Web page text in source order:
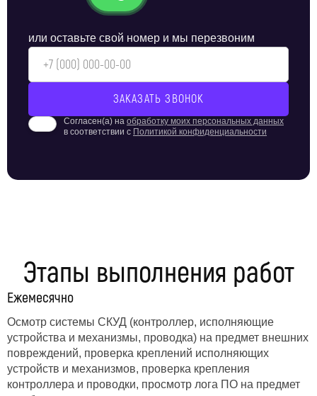
или оставьте свой номер и мы перезвоним
Согласен(а) на обработку моих персональных данных
в соответствии с Политикой конфиденциальности
Этапы выполнения работ
Ежемесячно
Осмотр системы СКУД (контроллер, исполняющие
устройства и механизмы, проводка) на предмет внешних
повреждений, проверка креплений исполняющих
устройств и механизмов, проверка крепления
контроллера и проводки, просмотр лога ПО на предмет